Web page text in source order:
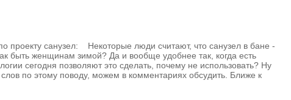
проекту санузел: Некоторые люди считают, что санузел в бане -
быть женщинам зимой? Да и вообще удобнее так, когда есть
сегодня позволяют это сделать, почему не использовать? Ну
по этому поводу, можем в комментариях обсудить. Ближе к